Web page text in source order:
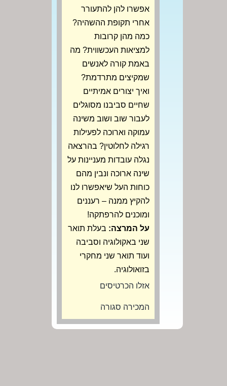
אפשרו להן להתעורר
אחרי תקופת ההשהיה?
כמה מהן קרובות
למציאות העכשווית? מה
באמת קורה לאנשים
שמקיצים מתרדמת?
ואיך יצורים אמיתיים
שחיים סביבנו מסוגלים
לעבור שוב ושוב משינה
עמוקה וארוכה לפעילות
רגילה לחלוטין? בהרצאה
נגלה עובדות מעניינות על
שינה ארוכה ונבין מהם
כוחות העל שיאפשרו לנו
להקיץ ממנה – רעננים
ומוכנים להרפתקה!
על המרצה: בעלת תואר
שני באקולוגיה וסביבה
ועוד תואר שני מחקרי
בזואולוגיה.
אזלו הכרטיסים
המכירה סגורה